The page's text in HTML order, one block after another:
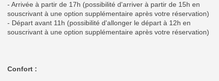
- Arrivée à partir de 17h (possibilité d'arriver à partir de 15h en
souscrivant à une option supplémentaire après votre réservation)
- Départ avant 11h (possibilité d'allonger le départ à 12h en
souscrivant à une option supplémentaire après votre réservation)
Confort :